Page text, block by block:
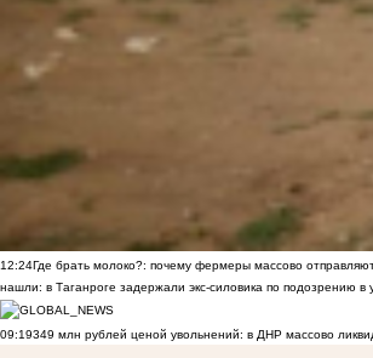
12:24Где брать молоко?: почему фермеры массово
нашли: в Таганроге задержали экс-силовика по подозрению в
09:19349 млн рублей ценой увольнений: в ДНР массово